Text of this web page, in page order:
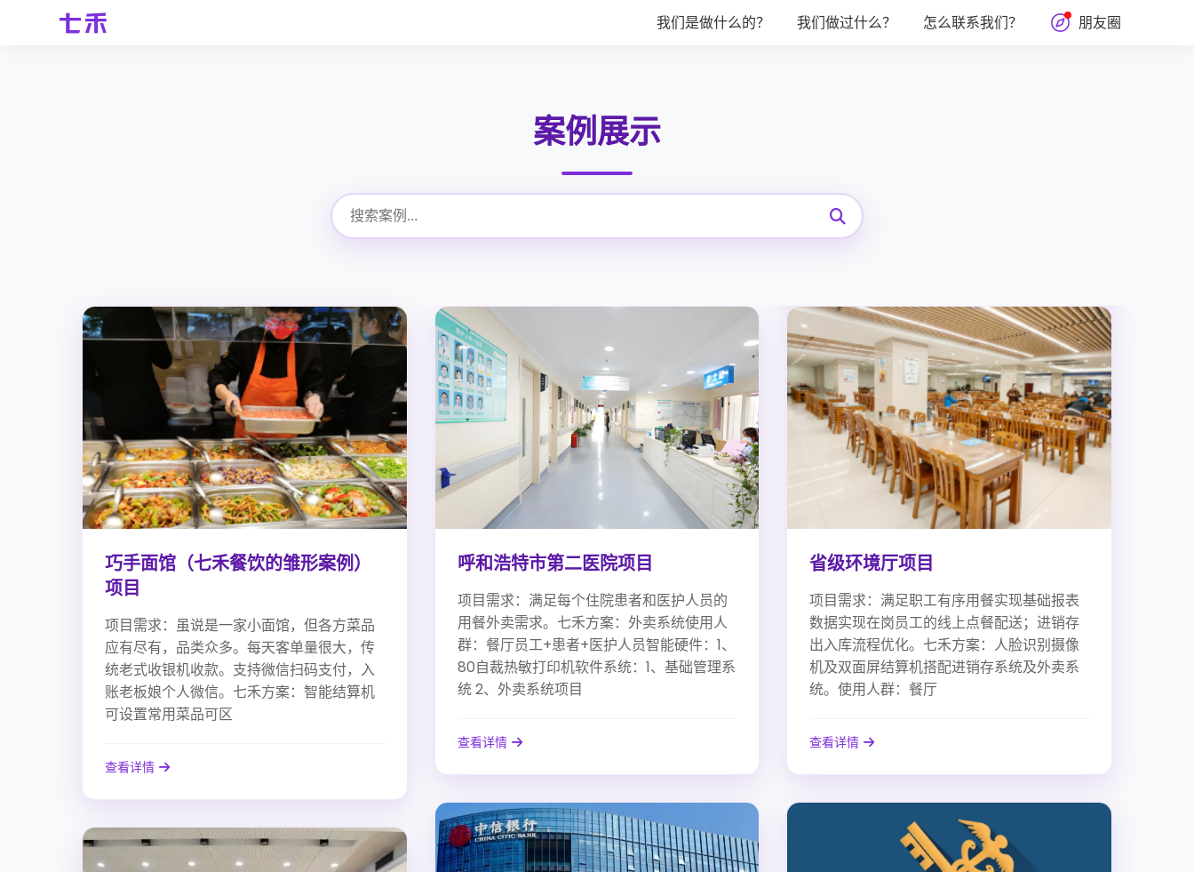
我们是做什么的？ 我们做过什么？ 怎么联系我们？ 朋友圈
案例展示
巧手面馆（七禾餐饮的雏形案例）
项目
项目需求：虽说是一家小面馆，但各方菜品
应有尽有，品类众多。每天客单量很大，传
统老式收银机收款。支持微信扫码支付，入
账老板娘个人微信。七禾方案：智能结算机
可设置常用菜品可区
查看详情
呼和浩特市第二医院项目
项目需求：满足每个住院患者和医护人员的
用餐外卖需求。七禾方案：外卖系统使用人
群：餐厅员工+患者+医护人员智能硬件：1、
80自裁热敏打印机软件系统：1、基础管理系
统 2、外卖系统项目
查看详情
省级环境厅项目
项目需求：满足职工有序用餐实现基础报表
数据实现在岗员工的线上点餐配送；进销存
出入库流程优化。七禾方案：人脸识别摄像
机及双面屏结算机搭配进销存系统及外卖系
统。使用人群：餐厅
查看详情